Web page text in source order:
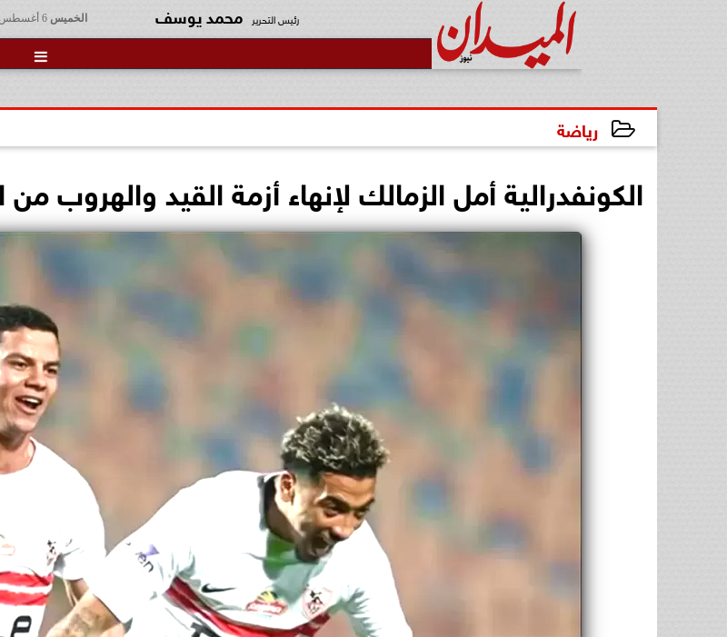
الخميس رئيس التحرير محمد يوسف

رياضة
الكونفدرالية أمل الزمالك لإنهاء أزمة القيد والهروب